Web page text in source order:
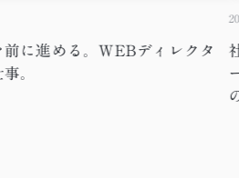
に進める。WEBディレクタ
。